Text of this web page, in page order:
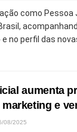
como Pessoa
no perfil das
aumenta
e
08/2025